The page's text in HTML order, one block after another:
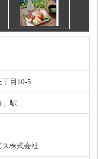
目10-5
」駅
株式会社